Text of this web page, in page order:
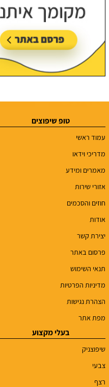
טופ שיפוצים
עמוד ראשי
מדריכי וידאו
מאמרים ומידע
אזורי שירות
חוזים והסכמים
אודות
יצירת קשר
פרסום באתר
תנאי השימוש
מדיניות הפרטיות
הצהרת נגישות
מפת אתר
בעלי מקצוע
שיפוצניק
צבעי
רצף